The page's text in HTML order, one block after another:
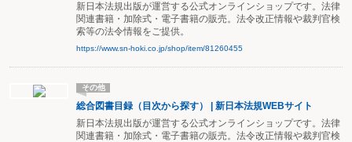
新日本法規出版が運営する公式オンラインショップです。法律
関連書籍・加除式・電子書籍の販売。法令改正情報や裁判官検
索等の法令情報をご提供。
https://www.sn-hoki.co.jp/shop/item/81260455
その他
総合図書目録（目次から探す） | 新日本法規WEBサイト
新日本法規出版が運営する公式オンラインショップです。法律
関連書籍・加除式・電子書籍の販売。法令改正情報や裁判官検